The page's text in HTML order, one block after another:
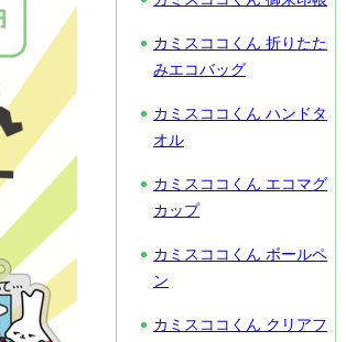
カミスココくん 折りたた
みエコバッグ
カミスココくん ハンドタ
オル
カミスココくん エコマグ
カップ
カミスココくん ボールペ
ン
カミスココくん クリアフ